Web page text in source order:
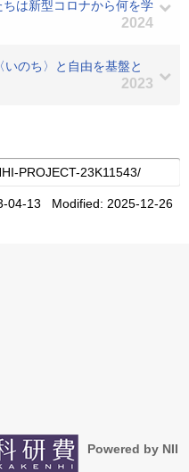
は新型コロナから何を学
2024
のち〉と自由を基盤と
2023
04-13 Modified: 2025-12-26
Powered by NII